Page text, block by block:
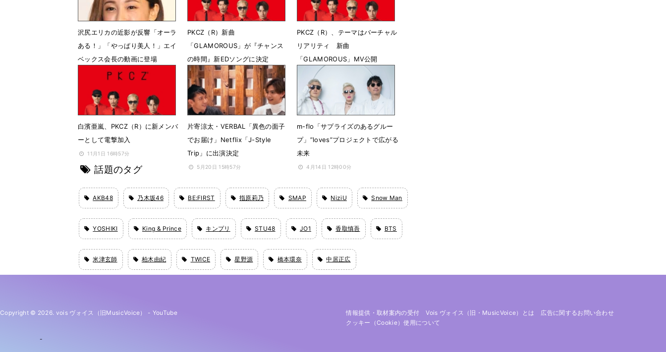
沢尻エリカの近影が反響「オーラ
ある！」「やっぱり美人！」エイ
ベックス会長の動画に登場
8月22日 07時41分
PKCZ（R）新曲
「GLAMOROUS」が『チャンス
の時間』新EDソングに決定
4月8日 15時58分
PKCZ（R）、テーマはバーチャル
リアリティ 新曲
「GLAMOROUS」MV公開
3月10日 23時00分
白濱亜嵐、PKCZ（R）に新メンバ
ーとして電撃加入
11月1日 16時57分
片寄涼太・VERBAL「異色の面子
でお届け」Netflix「J-Style
Trip」に出演決定
5月20日 15時57分
m-flo「サプライズのあるグルー
プ」”loves”プロジェクトで広がる
未来
4月14日 12時00分
話題のタグ
AKB48 乃木坂46 BE:FIRST 指原莉乃 SMAP NiziU Snow Man
YOSHIKI King & Prince キンプリ STU48 JO1 香取慎吾 BTS
米津玄師 柏木由紀 TWICE 星野源 橋本環奈 中居正広
Copyright © 2026. vois ヴォイス（旧MusicVoice） - YouTube 情報提供・取材案内の受付 Vois ヴォイス（旧・MusicVoice）とは
広告に関するお問い合わせ
クッキー（cookie）使用について
-